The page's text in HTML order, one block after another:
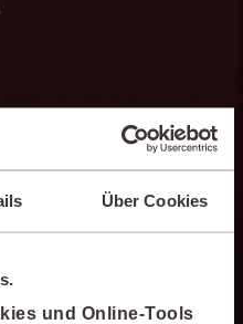
Über Cookies
und Online-Tools
können Sie die Antworten
und auf einer belastbaren